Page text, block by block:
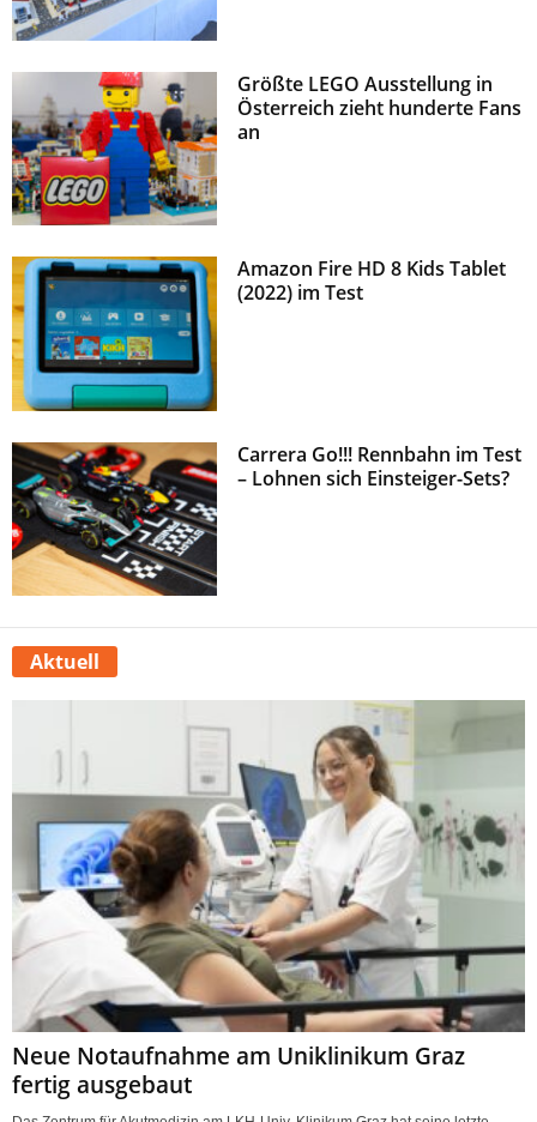
Größte LEGO Ausstellung in
Österreich zieht hunderte Fans
an
Amazon Fire HD 8 Kids Tablet
(2022) im Test
Carrera Go!!! Rennbahn im Test
– Lohnen sich Einsteiger-Sets?
Aktuell
Neue Notaufnahme am Uniklinikum Graz
fertig ausgebaut